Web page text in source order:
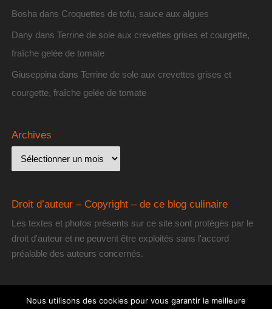
Bosha dans Croquettes de tofu, sauce aux algues
Dany dans Terrine de sole aux crevettes grises et courgette,
fraîche gelée de tomate
Giuseppina dans Terrine de sole aux crevettes grises et
courgette, fraîche gelée de tomate
Archives
Droit d’auteur – Copyright – de ce blog culinaire
Les textes et photos présents sur ce site sont protégés par le
droit d'auteur et ne peuvent être exploités sans l'accord
préalable des auteurs concernés.
Nous utilisons des cookies pour vous garantir la meilleure